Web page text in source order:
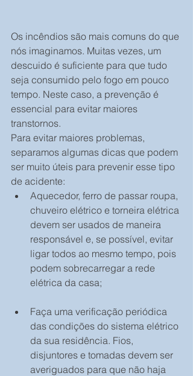
Os incêndios são mais comuns do que
nós imaginamos. Muitas vezes, um
descuido é suficiente para que tudo
seja consumido pelo fogo em pouco
tempo. Neste caso, a prevenção é
essencial para evitar maiores
transtornos.
Para evitar maiores problemas,
separamos algumas dicas que podem
ser muito úteis para prevenir esse tipo
de acidente:
Aquecedor, ferro de passar roupa,
chuveiro elétrico e torneira elétrica
devem ser usados de maneira
responsável e, se possível, evitar
ligar todos ao mesmo tempo, pois
podem sobrecarregar a rede
elétrica da casa;
Faça uma verificação periódica
das condições do sistema elétrico
da sua residência. Fios,
disjuntores e tomadas devem ser
averiguados para que não haja